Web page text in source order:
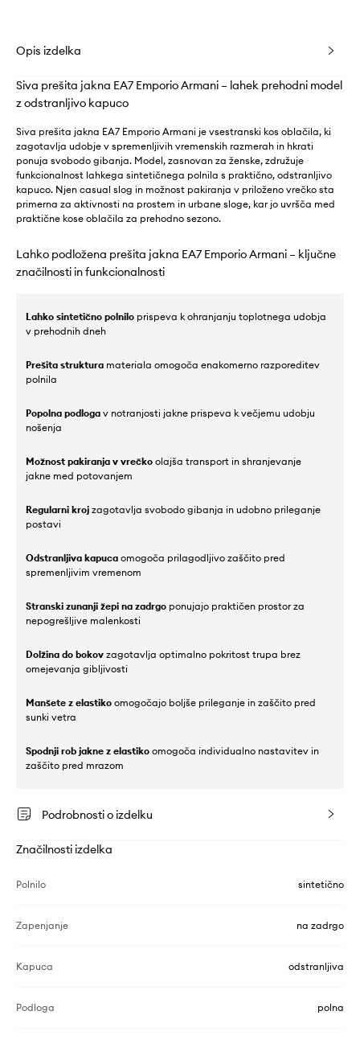
Opis izdelka
Siva prešita jakna EA7 Emporio Armani – lahek prehodni model
z odstranljivo kapuco
Siva prešita jakna EA7 Emporio Armani je vsestranski kos oblačila, ki
zagotavlja udobje v spremenljivih vremenskih razmerah in hkrati
ponuja svobodo gibanja. Model, zasnovan za ženske, združuje
funkcionalnost lahkega sintetičnega polnila s praktično, odstranljivo
kapuco. Njen casual slog in možnost pakiranja v priloženo vrečko sta
primerna za aktivnosti na prostem in urbane sloge, kar jo uvršča med
praktične kose oblačila za prehodno sezono.
Lahko podložena prešita jakna EA7 Emporio Armani – ključne
značilnosti in funkcionalnosti
Lahko sintetično polnilo prispeva k ohranjanju toplotnega udobja
v prehodnih dneh
Prešita struktura materiala omogoča enakomerno razporeditev
polnila
Popolna podloga v notranjosti jakne prispeva k večjemu udobju
nošenja
Možnost pakiranja v vrečko olajša transport in shranjevanje
jakne med potovanjem
Regularni kroj zagotavlja svobodo gibanja in udobno prileganje
postavi
Odstranljiva kapuca omogoča prilagodljivo zaščito pred
spremenljivim vremenom
Stranski zunanji žepi na zadrgo ponujajo praktičen prostor za
nepogrešljive malenkosti
Dolžina do bokov zagotavlja optimalno pokritost trupa brez
omejevanja gibljivosti
Manšete z elastiko omogočajo boljše prileganje in zaščito pred
sunki vetra
Spodnji rob jakne z elastiko omogoča individualno nastavitev in
zaščito pred mrazom
Podrobnosti o izdelku
Značilnosti izdelka
Polnilo sintetično
Zapenjanje na zadrgo
Kapuca odstranljiva
Podloga polna